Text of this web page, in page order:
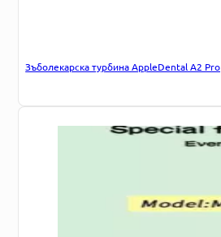
Зъболекарска турбина AppleDental A2 Pro